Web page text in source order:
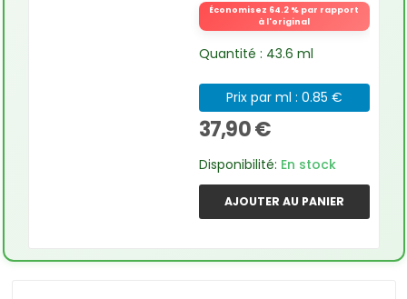
Économisez 64.2 % par rapport
à l'original
Quantité : 43.6 ml
Prix par ml : 0.85 €
37,90 €
Disponibilité: En stock
AJOUTER AU PANIER